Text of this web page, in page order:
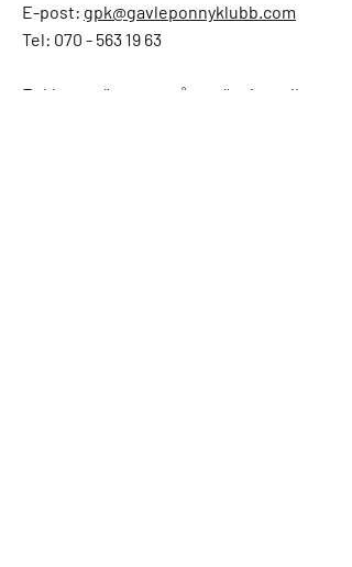
E-post: gpk@gavleponnyklubb.com
Tel: 070 - 563 19 63
Enklaste sättet att nå oss är via mejl,